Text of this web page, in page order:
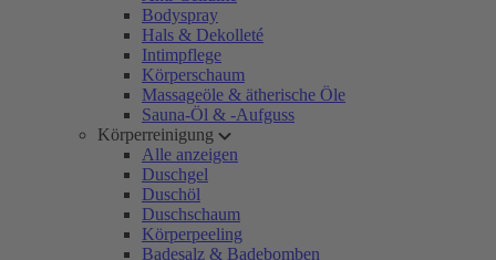
Bodyspray
Hals & Dekolleté
Intimpflege
Körperschaum
Massageöle & ätherische Öle
Sauna-Öl & -Aufguss
Körperreinigung
Alle anzeigen
Duschgel
Duschöl
Duschschaum
Körperpeeling
Badesalz & Badebomben